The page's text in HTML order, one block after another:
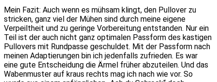
Mein Fazit: Auch wenn es mühsam klingt, den Pullover zu
stricken, ganz viel der Mühen sind durch meine eigene
Verpeiltheit und zu geringe Vorbereitung entstanden. Nur ein
Teil ist der auch nicht ganz optimalen Passform des kastigen
Pullovers mit Rundpasse geschuldet. Mit der Passform nach
meinen Adaptierungen bin ich jedenfalls zufrieden. Es war
eine gute Entscheidung die Ärmel früher abzuteilen. Und das
Wabenmuster auf kraus rechts mag ich nach wie vor. So